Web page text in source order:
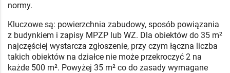
normy.
Kluczowe są: powierzchnia zabudowy, sposób powiązania
z budynkiem i zapisy MPZP lub WZ. Dla obiektów do 35 m²
najczęściej wystarcza zgłoszenie, przy czym łączna liczba
takich obiektów na działce nie może przekroczyć 2 na
każde 500 m². Powyżej 35 m² co do zasady wymagane